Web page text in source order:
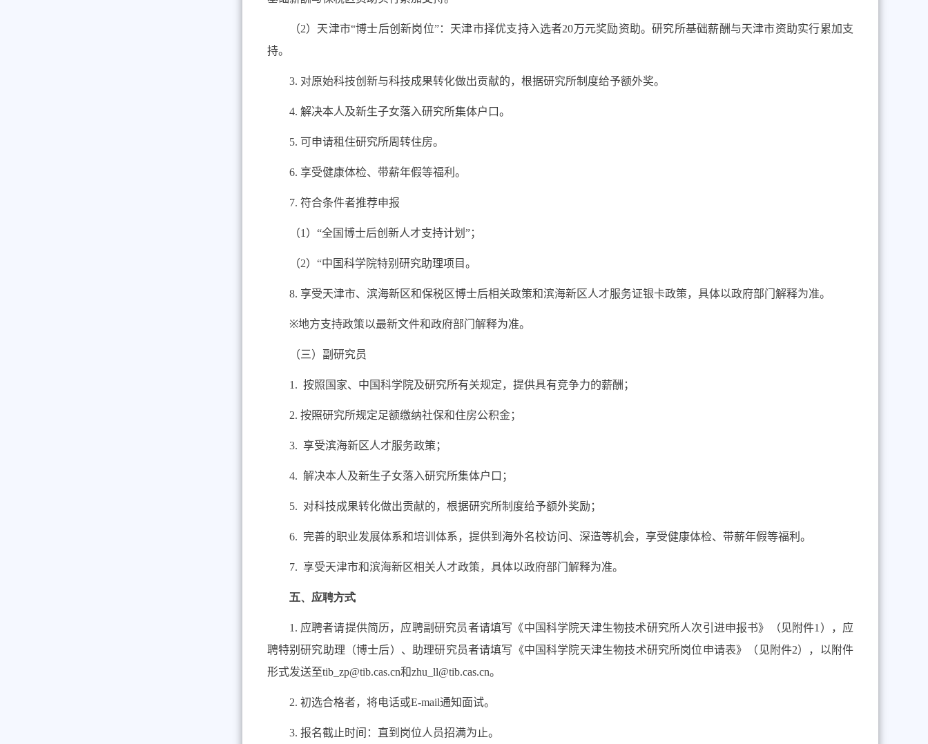
（2）天津市“博士后创新岗位”：天津市择优支持入选者20万元奖励资助。研究所基础薪酬与天津市资助实行累加支
持。
3. 对原始科技创新与科技成果转化做出贡献的，根据研究所制度给予额外奖。
4. 解决本人及新生子女落入研究所集体户口。
5. 可申请租住研究所周转住房。
6. 享受健康体检、带薪年假等福利。
7. 符合条件者推荐申报
（1 ）“全国博士后创新人才支持计划”；
（2）“中国科学院特别研究助理项目。
8. 享受天津市、滨海新区和保税区博士后相关政策和滨海新区人才服务证银卡政策，具体以政府部门解释为准。
※地方支持政策以最新文件和政府部门解释为准。
（三）副研究员
1. 按照国家、中国科学院及研究所有关规定，提供具有竞争力的薪酬；
2. 按照研究所规定足额缴纳社保和住房公积金；
3. 享受滨海新区人才服务政策；
4. 解决本人及新生子女落入研究所集体户口；
5. 对科技成果转化做出贡献的，根据研究所制度给予额外奖励；
6. 完善的职业发展体系和培训体系，提供到海外名校访问、深造等机会，享受健康体检、带薪年假等福利。
7. 享受天津市和滨海新区相关人才政策，具体以政府部门解释为准。
五、应聘方式
1 . 应聘者请提供简历，应聘副研究员者请填写《中国科学院天津生物技术研究所人次引进申报书》（见附件1）
，应
聘特别研究助理（博士后）、助理研究员者请填写《中国科学院天津生物技术研究所岗位申请表》（见附件2），以附件
形式发送至tib_zp@tib.cas.cn和zhu_ll@tib.cas.cn。
2. 初选合格者，将电话或E-mail通知面试。
3. 报名截止时间：直到岗位人员招满为止。